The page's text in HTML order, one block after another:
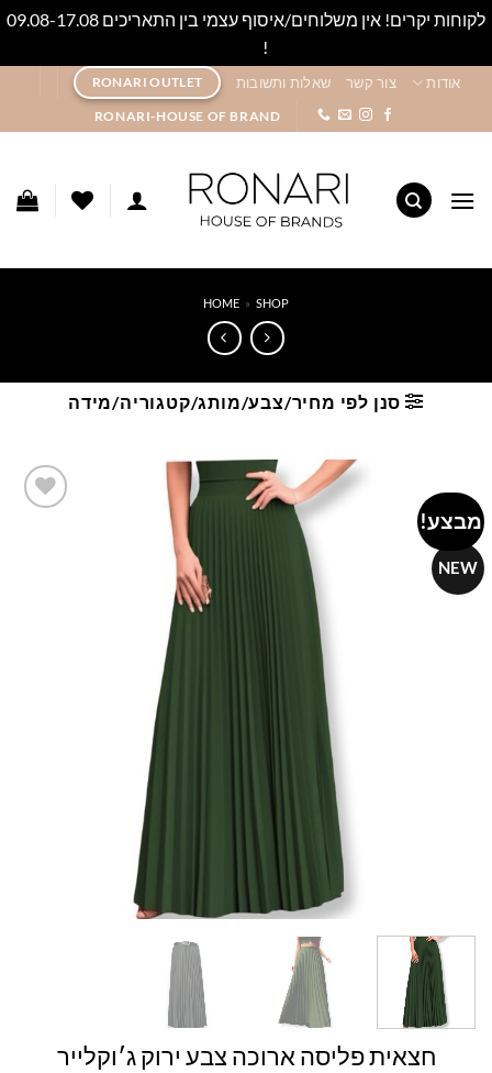
לקוחות יקרים! אין משלוחים/איסוף עצמי בין התאריכים 09.08-17.08
!
content
אודות צור קשר שאלות ותשובות RONARI OUTLET
RONARI-HOUSE OF BRAND
HOME » SHOP
סנן לפי מחיר/צבע/מותג/קטגוריה/מידה
מבצע!
NEW
חצאית פליסה ארוכה צבע ירוק ג׳וקלייר